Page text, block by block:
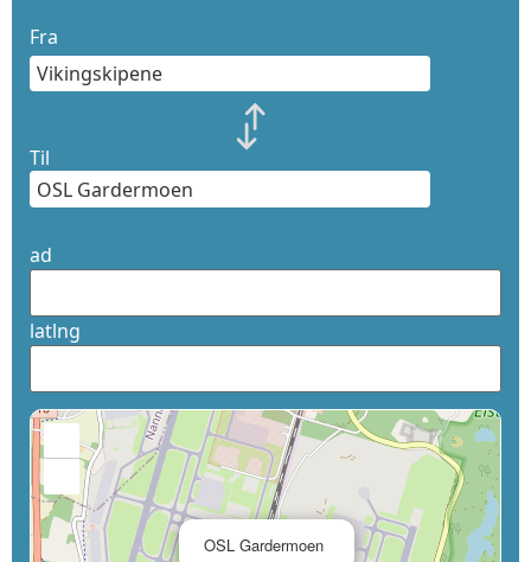
Fra
Til
ad
latlng
OSL Gardermoen